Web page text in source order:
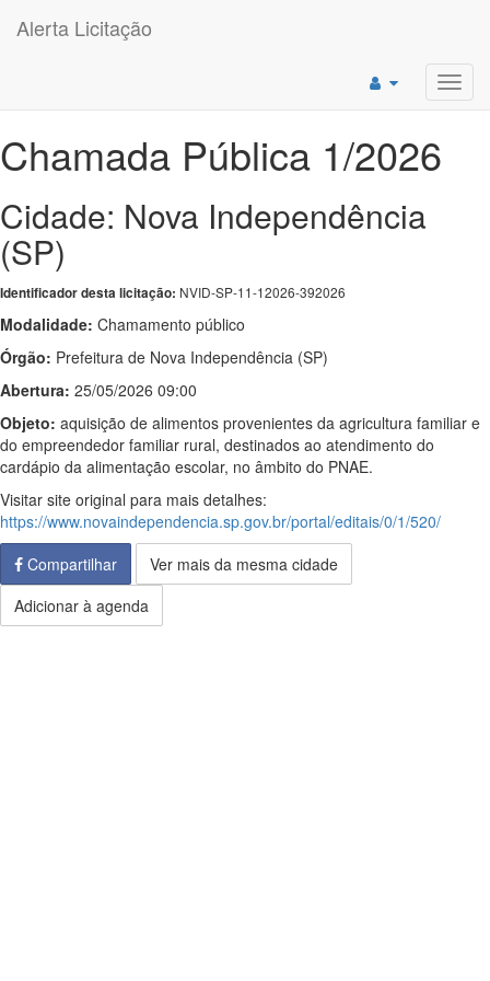
Alerta Licitação
Chamada Pública 1/2026
Cidade: Nova Independência
(SP)
Identificador desta licitação: NVID-SP-11-12026-392026
Modalidade: Chamamento público
Órgão: Prefeitura de Nova Independência (SP)
Abertura: 25/05/2026 09:00
Objeto: aquisição de alimentos provenientes da agricultura familiar e
do empreendedor familiar rural, destinados ao atendimento do
cardápio da alimentação escolar, no âmbito do PNAE.
Visitar site original para mais detalhes:
https://www.novaindependencia.sp.gov.br/portal/editais/0/1/520/
Compartilhar
Ver mais da mesma cidade
Adicionar à agenda